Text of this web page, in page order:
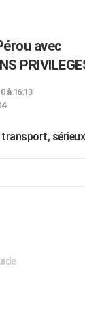
avec
à 16:13